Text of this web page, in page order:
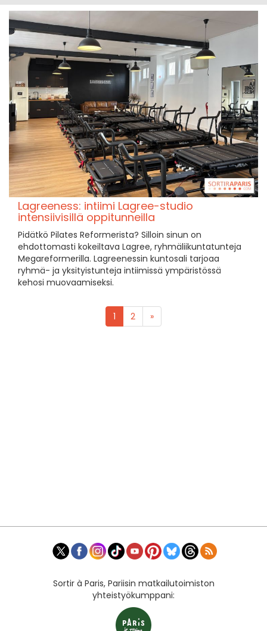
Lagreeness: intiimi Lagree-studio
intensiivisillä oppitunneilla
Pidätkö Pilates Reformerista? Silloin sinun on
ehdottomasti kokeiltava Lagree, ryhmäliikuntatunteja
Megareformerilla. Lagreenessin kuntosali tarjoaa
ryhmä- ja yksityistunteja intiimissä ympäristössä
kehosi muovaamiseksi.
1 2 »
Sortir à Paris, Pariisin matkailutoimiston
yhteistyökumppani: